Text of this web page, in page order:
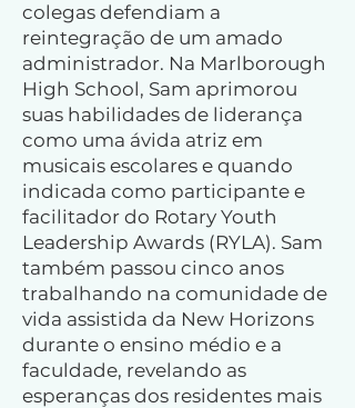
colegas defendiam a
reintegração de um amado
administrador. Na Marlborough
High School, Sam aprimorou
suas habilidades de liderança
como uma ávida atriz em
musicais escolares e quando
indicada como participante e
facilitador do Rotary Youth
Leadership Awards (RYLA). Sam
também passou cinco anos
trabalhando na comunidade de
vida assistida da New Horizons
durante o ensino médio e a
faculdade, revelando as
esperanças dos residentes mais